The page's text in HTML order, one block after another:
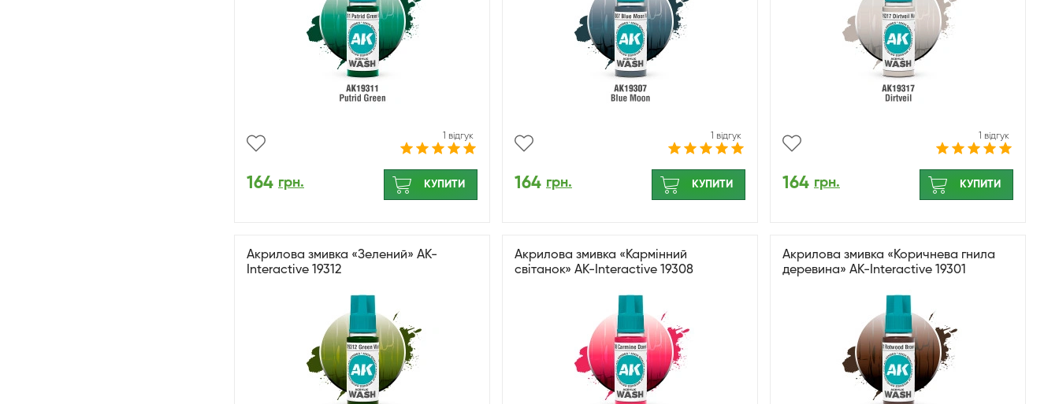
1 відгук
164 грн. КУПИТИ
1 відгук
164 грн. КУПИТИ
1 відгук
164 грн. КУПИТИ
Акрилова змивка «Зелений» AK-
Interactive 19312
Акрилова змивка «Кармінний
світанок» AK-Interactive 19308
Акрилова змивка «Коричнева гнила
деревина» AK-Interactive 19301